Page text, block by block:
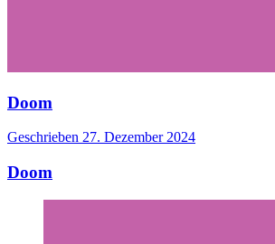
Doom
Geschrieben 27. Dezember 2024
Doom